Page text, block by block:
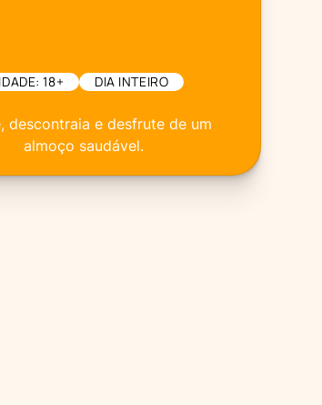
IDADE: 18+ DIA INTEIRO
descontraia e desfrute de um
almoço saudável.